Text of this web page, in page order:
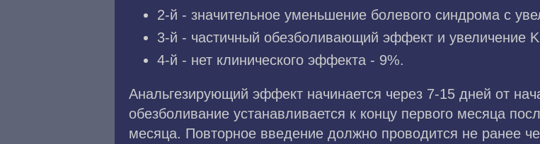
2-й - значительное уменьшение болевого синдрома с
3-й - частичный обезболивающий эффект и увеличение
4-й - нет клинического эффекта - 9%.
Анальгезирующий эффект начинается через 7-15 дней от
обезболивание устанавливается к концу первого месяца
месяца. Повторное введение должно проводится не ранее